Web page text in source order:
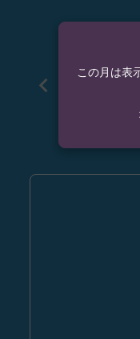
chevron_left
この月は表